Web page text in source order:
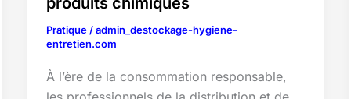
Pratique/admin_destockage-hygiene-
entretien.com
À l’ère de la consommation responsable,